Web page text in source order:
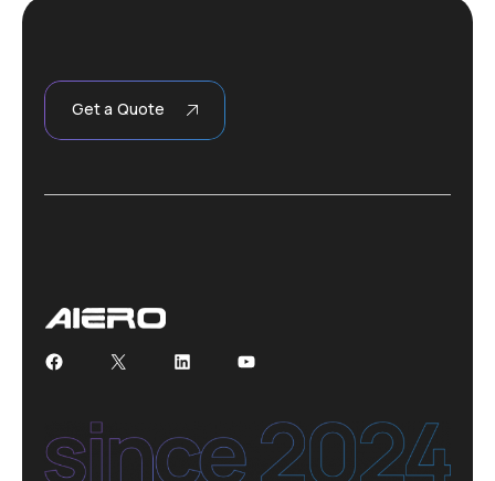
Get a Quote
Facebook
X LinkedInYouTube